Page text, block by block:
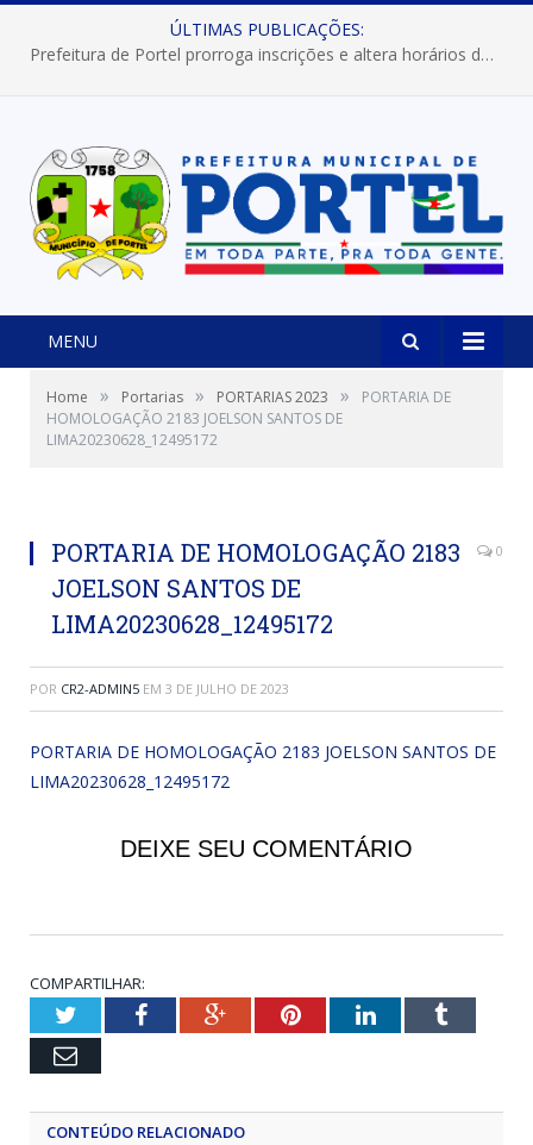
ÚLTIMAS PUBLICAÇÕES:
Prefeitura de Portel prorroga inscrições e altera horários dos concursos “Musa” e “Miss Mix Verão 2026”
MENU
Home » Portarias » PORTARIAS 2023 »
PORTARIA DE
HOMOLOGAÇÃO 2183 JOELSON SANTOS DE
LIMA20230628_12495172
PORTARIA DE HOMOLOGAÇÃO 2183
JOELSON SANTOS DE
LIMA20230628_12495172
0
POR CR2-ADMIN5 EM 3 DE JULHO DE 2023
PORTARIA DE HOMOLOGAÇÃO 2183 JOELSON SANTOS DE
LIMA20230628_12495172
DEIXE SEU COMENTÁRIO
COMPARTILHAR:
TwitterFacebookGoogle+PinterestLinkedInTumblr
Email
CONTEÚDO RELACIONADO